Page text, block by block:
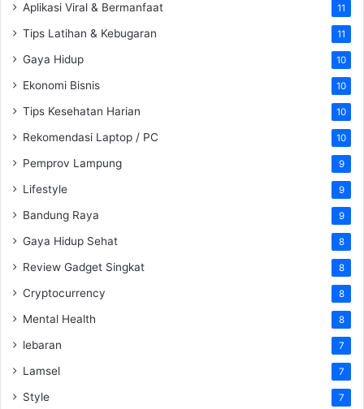
Aplikasi Viral & Bermanfaat 11
Tips Latihan & Kebugaran 11
Gaya Hidup 10
Ekonomi Bisnis 10
Tips Kesehatan Harian 10
Rekomendasi Laptop / PC 10
Pemprov Lampung 9
Lifestyle 9
Bandung Raya 9
Gaya Hidup Sehat 8
Review Gadget Singkat 8
Cryptocurrency 8
Mental Health 8
lebaran 7
Lamsel 7
Style 7